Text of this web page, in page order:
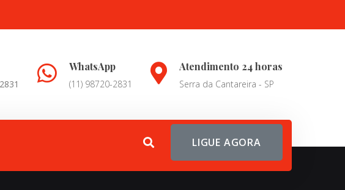
WhatsApp
(11) 98720-2831
Atendimento 24 horas
Serra da Cantareira - SP
LIGUE AGORA